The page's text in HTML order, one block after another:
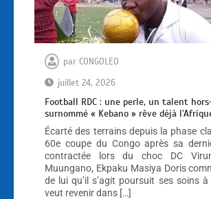
par CONGOLEO
juillet 24, 2026
Football RDC : une perle, un talent
surnommé « Kebano » rêve déjà
Écarté des terrains depuis la phase
60e coupe du Congo après sa
contractée lors du choc DC
Muungano, Ekpaku Masiya Doris
de lui qu’il s’agit poursuit ses soins
veut revenir dans […]